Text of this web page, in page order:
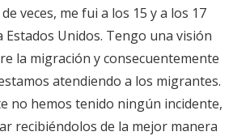
veces, me fui a los 15 y a los 17
Unidos. Tengo una visión
la migración y consecuentemente
atendiendo a los migrantes.
no hemos tenido ningún incidente,
recibiéndolos de la mejor manera